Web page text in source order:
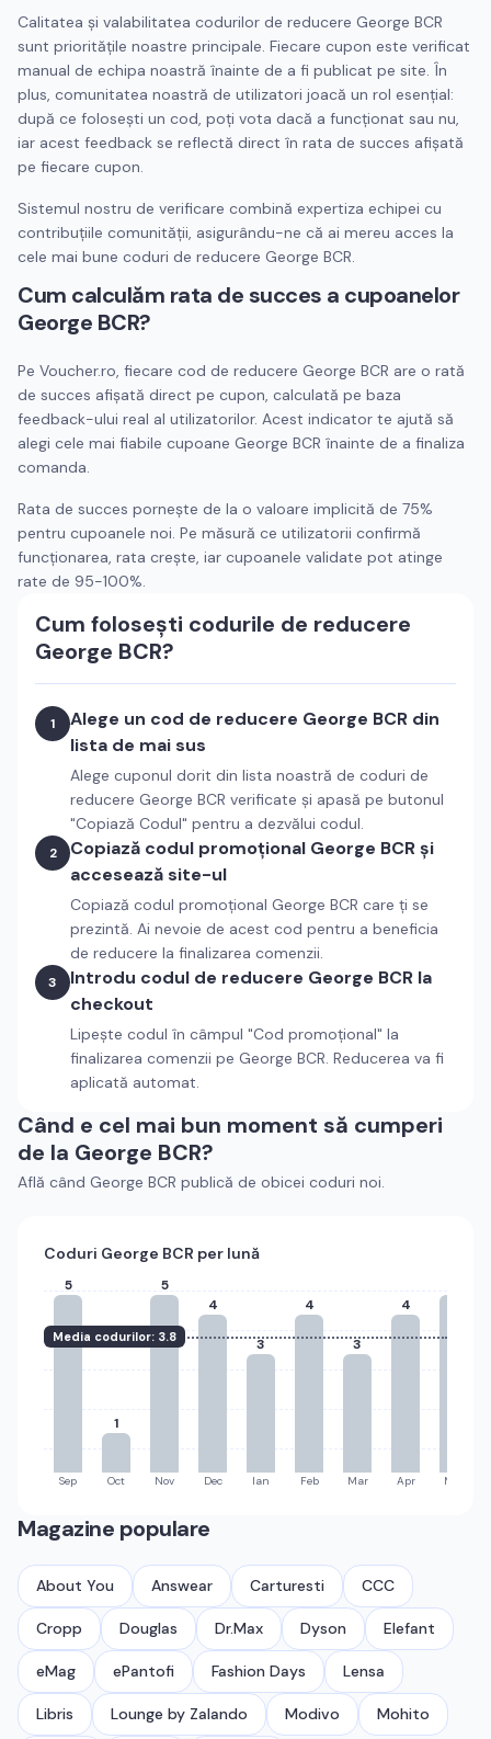
Calitatea și valabilitatea codurilor de reducere George BCR
sunt prioritățile noastre principale. Fiecare cupon este verificat
manual de echipa noastră înainte de a fi publicat pe site. În
plus, comunitatea noastră de utilizatori joacă un rol esențial:
după ce folosești un cod, poți vota dacă a funcționat sau nu,
iar acest feedback se reflectă direct în rata de succes afișată
pe fiecare cupon.
Sistemul nostru de verificare combină expertiza echipei cu
contribuțiile comunității, asigurându-ne că ai mereu acces la
cele mai bune coduri de reducere George BCR.
Cum calculăm rata de succes a cupoanelor
George BCR?
Pe Voucher.ro, fiecare cod de reducere George BCR are o rată
de succes afișată direct pe cupon, calculată pe baza
feedback-ului real al utilizatorilor. Acest indicator te ajută să
alegi cele mai fiabile cupoane George BCR înainte de a finaliza
comanda.
Rata de succes pornește de la o valoare implicită de 75%
pentru cupoanele noi. Pe măsură ce utilizatorii confirmă
funcționarea, rata crește, iar cupoanele validate pot atinge
rate de 95-100%.
Cum folosești codurile de reducere
George BCR?
1 Alege un cod de reducere George BCR din
lista de mai sus
Alege cuponul dorit din lista noastră de coduri de
reducere George BCR verificate și apasă pe butonul
"Copiază Codul" pentru a dezvălui codul.
2 Copiază codul promoțional George BCRși
accesează site-ul
Copiază codul promoțional George BCR care ți se
prezintă. Ai nevoie de acest cod pentru a beneficia
de reducere la finalizarea comenzii.
3 Introdu codul de reducere George BCR la
checkout
Lipește codul în câmpul "Cod promoțional" la
finalizarea comenzii pe George BCR. Reducerea va fi
aplicată automat.
Când e cel mai bun moment să cumperi
de la George BCR?
Află când George BCR publică de obicei coduri noi.
Coduri George BCR per lună
Media codurilor: 3.8
5
Sep
1
Oct
5
Nov
4
Dec
3
Ian
4
Feb
3
Mar
4
Apr Mai
Magazine populare
About You Answear Carturesti CCC
Cropp Douglas Dr.Max Dyson Elefant
eMag ePantofi Fashion Days Lensa
Libris Lounge by Zalando Modivo Mohito